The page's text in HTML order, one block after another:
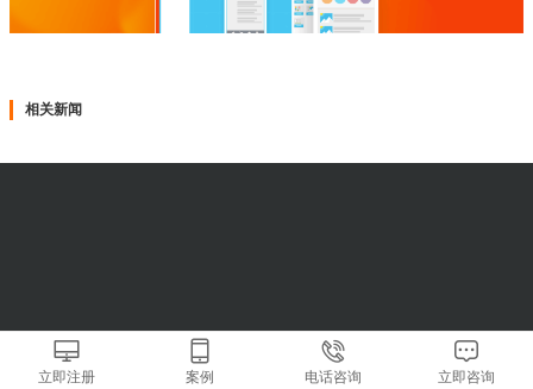
相关新闻
立即注册 案例 电话咨询 立即咨询